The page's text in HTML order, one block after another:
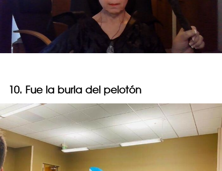
10. Fue la burla del pelotón